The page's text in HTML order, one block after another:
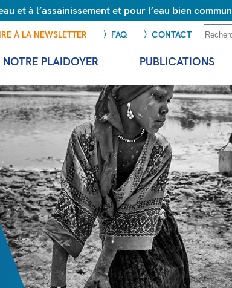
et à l’assainissement et pour l’eau bien commun
À LA NEWSLETTER FAQ CONTACT
NOTRE PLAIDOYER PUBLICATIONS